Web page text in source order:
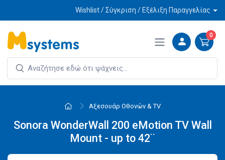
Wishlist / Σύγκριση / Εξέλιξη Παραγγελίας
0
Αξεσουάρ Οθονών & ΤV
Sonora WonderWall 200 eMotion TV Wall
Mount - up to 42¨